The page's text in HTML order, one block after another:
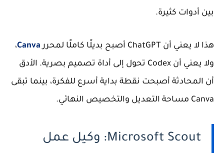
بين أدوات كثيرة.
هذا لا يعني أن ChatGPT أصبح بديلًا كاملًا لمحرر Canva،
ولا يعني أن Codex تحول إلى أداة تصميم بصرية. الأدق
أن المحادثة أصبحت نقطة بداية أسرع للفكرة، بينما تبقى
Canva مساحة التعديل والتخصيص النهائي.
Microsoft Scout: وكيل عمل